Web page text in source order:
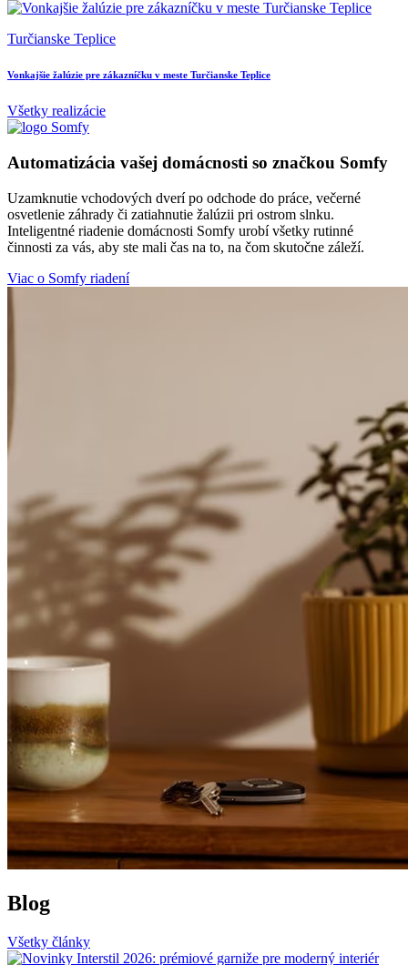
Turčianske Teplice
Vonkajšie žalúzie pre zákazníčku v meste Turčianske Teplice
Všetky realizácie
Automatizácia vašej domácnosti so značkou Somfy
Uzamknutie vchodových dverí po odchode do práce, večerné
osvetlenie záhrady či zatiahnutie žalúzii pri ostrom slnku.
Inteligentné riadenie domácnosti Somfy urobí všetky rutinné
činnosti za vás, aby ste mali čas na to, na čom skutočne záleží.
Viac o Somfy riadení
Blog
Všetky články